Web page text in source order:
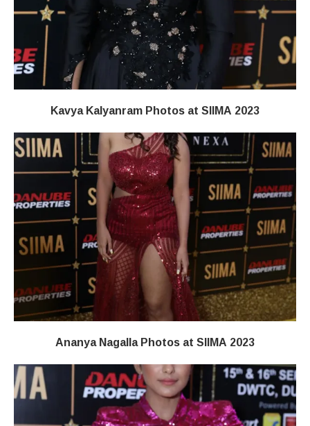
Kavya Kalyanram Photos at SIIMA 2023
Ananya Nagalla Photos at SIIMA 2023